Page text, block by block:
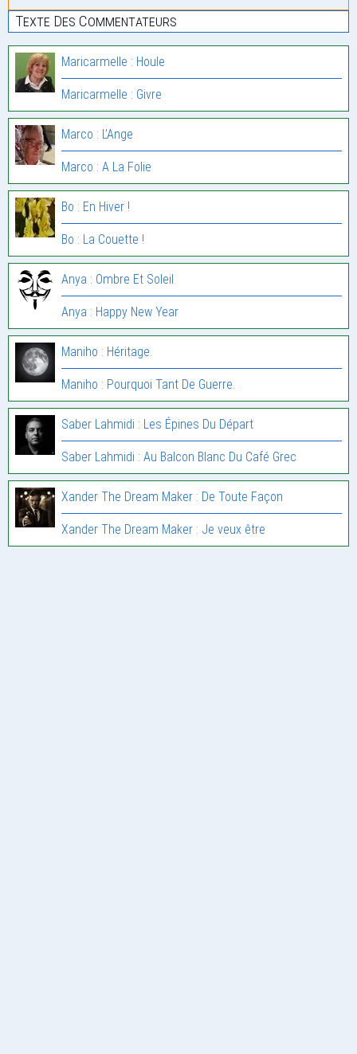
Texte Des Commentateurs
Maricarmelle : Houle
Maricarmelle : Givre
Marco : L’Ange
Marco : A La Folie
Bo : En Hiver !
Bo : La Couette !
Anya : Ombre Et Soleil
Anya : Happy New Year
Maniho : Héritage.
Maniho : Pourquoi Tant De Guerre.
Saber Lahmidi : Les Épines Du Départ
Saber Lahmidi : Au Balcon Blanc Du Café Grec
Xander The Dream Maker : De Toute Façon
Xander The Dream Maker : Je veux être